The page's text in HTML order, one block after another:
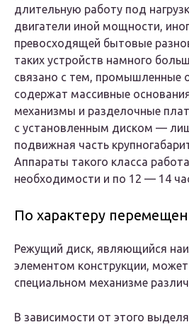
длительную работу под
двигатели иной мощности,
превосходящей бытовые
таких устройств намного
связано с тем, промышленные
содержат массивные
механизмы и разделочные
с установленным диском —
подвижная часть
Аппараты такого класса
необходимости и по 12 — 14
По характеру
Режущий диск, являющийся
элементом конструкции, может
специальном механизме
В зависимости от этого